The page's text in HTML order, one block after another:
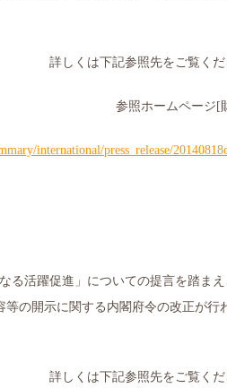
詳しくは下記参照先をご覧くだ
参照ホームページ [
international/press_release/
る活躍促進」についての提言を踏ま
の開示に関する内閣府令の改正が行
詳しくは下記参照先をご覧くだ